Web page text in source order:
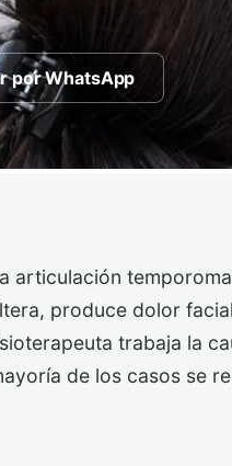
por WhatsApp
articulación
produce dolor
trabaja la
de los casos se